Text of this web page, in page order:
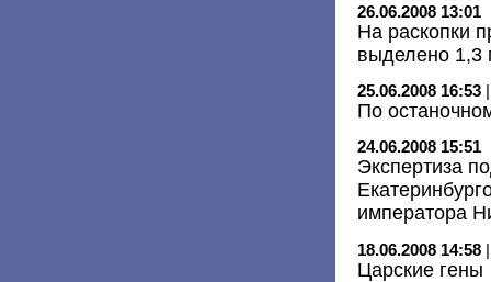
26.06.2008 13:01
На раскопки
выделено 1,3
25.06.2008 16:53
По
24.06.2008 15:51
Экспертиза
императора
18.06.2008 14:58
Царские гены